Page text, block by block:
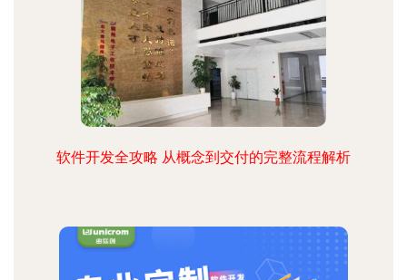
软件开发全攻略 从概念到交付的完整流程解析